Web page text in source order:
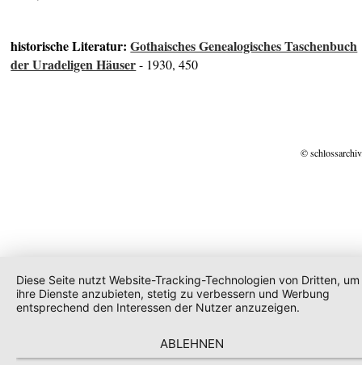
historische Literatur:Gothaisches Genealogisches Taschenbuch
der Uradeligen Häuser- 1930, 450
©
Diese Seite nutzt Website-Tracking-Technologien von Dritten, um
ihre Dienste anzubieten, stetig zu verbessern und Werbung
entsprechend den Interessen der Nutzer anzuzeigen.
ABLEHNEN